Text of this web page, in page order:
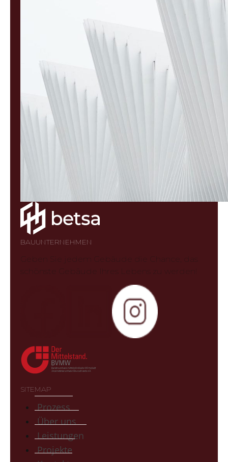
BAUUNTERNEHMEN
Geben Sie jedem Gebäude die Chance, das
schönste Gebäude Ihres Lebens zu werden!
SITEMAP
Prozess
Über uns
Leistungen
Projekte